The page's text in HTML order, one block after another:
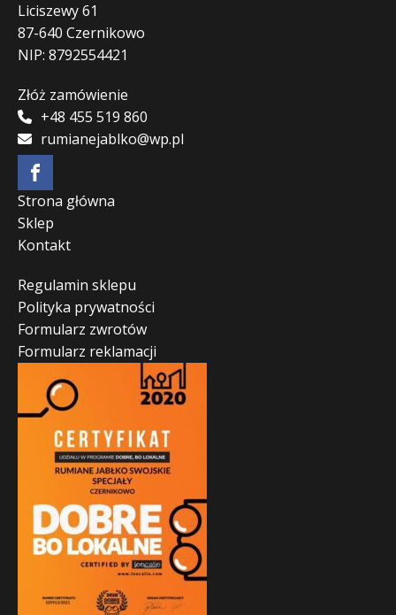
Liciszewy 61
87-640 Czernikowo
NIP: 8792554421
Złóż zamówienie
+48 455 519 860
rumianejablko@wp.pl
Strona główna
Sklep
Kontakt
Regulamin sklepu
Polityka prywatności
Formularz zwrotów
Formularz reklamacji